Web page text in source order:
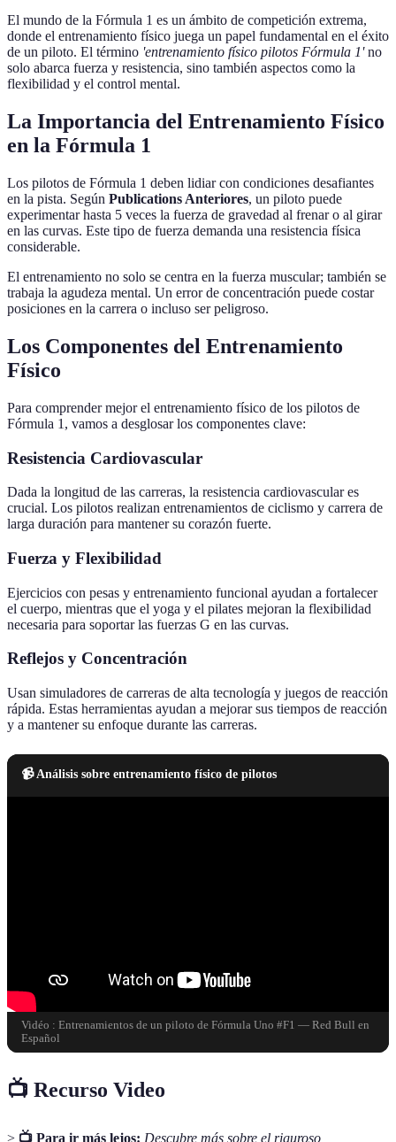
El mundo de la Fórmula 1 es un ámbito de competición extrema,
donde el entrenamiento físico juega un papel fundamental en el éxito
de un piloto. El término 'entrenamiento físico pilotos Fórmula 1'no
solo abarca fuerza y resistencia, sino también aspectos como la
flexibilidad y el control mental.
La Importancia del Entrenamiento Físico
en la Fórmula 1
Los pilotos de Fórmula 1 deben lidiar con condiciones desafiantes
en la pista. Según Publications Anteriores, un piloto puede
experimentar hasta 5 veces la fuerza de gravedad al frenar o al girar
en las curvas. Este tipo de fuerza demanda una resistencia física
considerable.
El entrenamiento no solo se centra en la fuerza muscular; también se
trabaja la agudeza mental. Un error de concentración puede costar
posiciones en la carrera o incluso ser peligroso.
Los Componentes del Entrenamiento
Físico
Para comprender mejor el entrenamiento físico de los pilotos de
Fórmula 1, vamos a desglosar los componentes clave:
Resistencia Cardiovascular
Dada la longitud de las carreras, la resistencia cardiovascular es
crucial. Los pilotos realizan entrenamientos de ciclismo y carrera de
larga duración para mantener su corazón fuerte.
Fuerza y Flexibilidad
Ejercicios con pesas y entrenamiento funcional ayudan a fortalecer
el cuerpo, mientras que el yoga y el pilates mejoran la flexibilidad
necesaria para soportar las fuerzas G en las curvas.
Reflejos y Concentración
Usan simuladores de carreras de alta tecnología y juegos de reacción
rápida. Estas herramientas ayudan a mejorar sus tiempos de reacción
y a mantener su enfoque durante las carreras.
📹 Análisis sobre entrenamiento físico de pilotos
Vidéo : Entrenamientos de un piloto de Fórmula Uno #F1 — Red Bull en
Español
📺 Recurso Video
> 📺 Para ir más lejos: Descubre más sobre el riguroso